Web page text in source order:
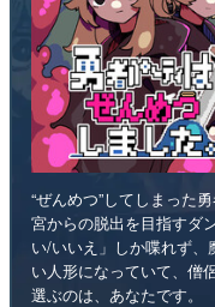
“ぜんめつ”してしまった
宮からの脱出を目指すダ
い/いいえ」しか喋れず
い人形になっていて、僧
選ぶのは、あなたです。